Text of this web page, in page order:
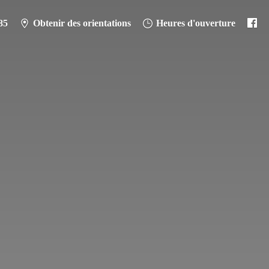
Obtenir des orientations Heures d'ouverture